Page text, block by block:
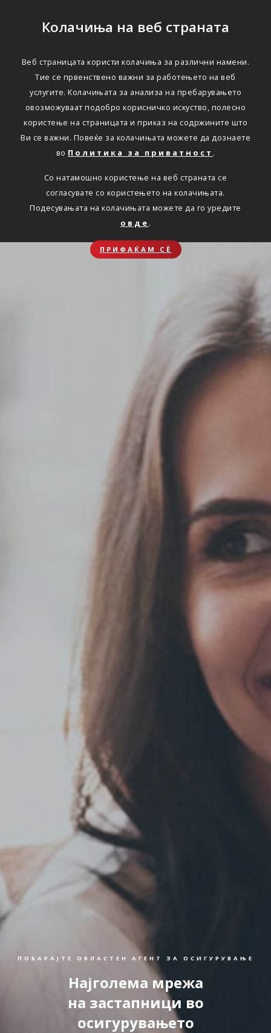
Колачиња на веб страната
Веб страницата користи колачиња за различни намени.
Тие се првенствено важни за работењето на веб
услугите. Колачињата за анализа на пребарувањето
овозможуваат подобро корисничко искуство, полесно
користење на страницата и приказ на содржините што
Ви се важни. Повеќе за колачињата можете да дознаете
во Политика за приватност .
Со натамошно користење на веб страната се
согласувате со користењето на колачињата.
Подесувањата на колачињата можете да го уредите
овде .
ПРИФАЌАМ СЀ
ПОБАРАЈТЕ ОВЛАСТЕН АГЕНТ ЗА ОСИГУРУВАЊЕ
Најголема мрежа
на застапници во
осигурувањето